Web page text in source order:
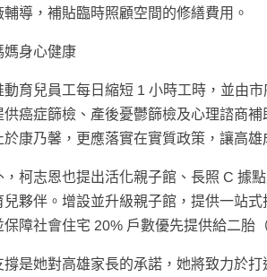
導，補貼臨時照顧空間的修繕費用。
媽身心健康
育兒員工每日縮短 1 小時工時，並由
供癌症篩檢、產後憂鬱篩檢及心理諮商
康乃馨，更應落實在實質政策，讓高
柯志恩也提出活化親子館、長照 C 據
夥伴。增設並升級親子館，提供一站
障社會住宅 20% 戶數優先提供給二胎
是她對高雄家長的承諾，她將致力於